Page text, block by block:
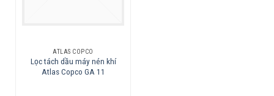
ATLAS COPCO
Lọc tách dầu máy nén khí
Atlas Copco GA 11